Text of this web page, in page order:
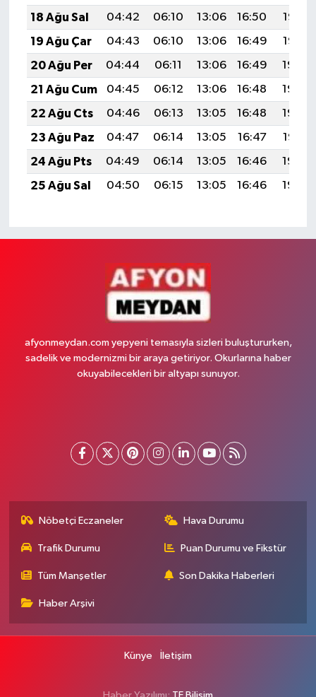
18 Ağu Sal
04:42 06:10 13:06 16:50
19:53
19 Ağu Çar
04:43 06:10 13:06 16:49
19:52
20 Ağu Per
04:44 06:11 13:06 16:49
19:50
21 Ağu Cum
04:45 06:12 13:06 16:48
19:49
22 Ağu Cts
04:46 06:13 13:05 16:48
19:48
23 Ağu Paz
04:47 06:14 13:05 16:47
19:47
24 Ağu Pts
04:49 06:14 13:05 16:46
19:45
25 Ağu Sal
04:50 06:15 13:05 16:46 19:44
afyonmeydan.com yepyeni temasıyla sizleri buluştururken,
sadelik ve modernizmi bir araya getiriyor. Okurlarına haber
okuyabilecekleri bir altyapı sunuyor.
Nöbetçi Eczaneler Hava Durumu
Trafik Durumu Puan Durumu ve Fikstür
Tüm Manşetler Son Dakika Haberleri
Haber Arşivi
Künye İletişim